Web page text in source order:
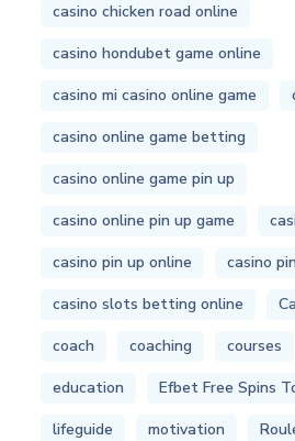
casino chicken road online
casino hondubet game online
casino mi casino online game
casino online game betting
casino online game pin up
casino online pin up game
casino pin up online
casino
casino slots betting online
coach
coaching courses
education
Efbet Free Spins
lifeguide
motivation